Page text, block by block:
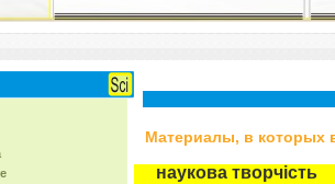
Абсолютизация
безусловный] — мыслительный
прием, суть которого заключается в
том, что в качестве ...
Материалы, в которых
наукова творчість